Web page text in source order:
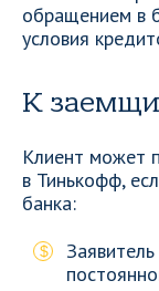
обращением в
условия
К
Клиент может
в Тинькофф,
банка: